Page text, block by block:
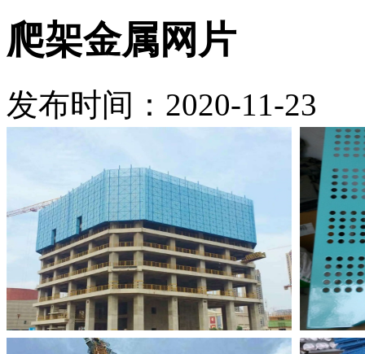
爬架金属网片
发布时间：2020-11-23